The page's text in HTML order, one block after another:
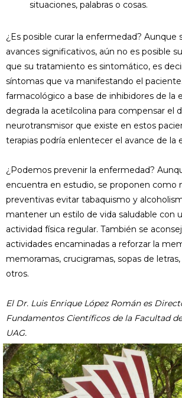
situaciones, palabras o cosas.
¿Es posible curar la enfermedad? Aunque
avances significativos, aún no es posible
que su tratamiento es sintomático, es
síntomas que va manifestando el
farmacológico a base de inhibidores de la
degrada la acetilcolina para compensar el
neurotransmisor que existe en estos
terapias podría enlentecer el avance de la
¿Podemos prevenir la enfermedad?
encuentra en estudio, se proponen como
preventivas evitar tabaquismo y
mantener un estilo de vida saludable con
actividad física regular. También se
actividades encaminadas a reforzar la
memoramas, crucigramas, sopas de
otros.
El Dr. Luis Enrique López Román es
Fundamentos Científicos de la Facultad
UAG.